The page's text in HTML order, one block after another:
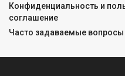
Конфиденциальность и
соглашение
Часто задаваемые вопросы